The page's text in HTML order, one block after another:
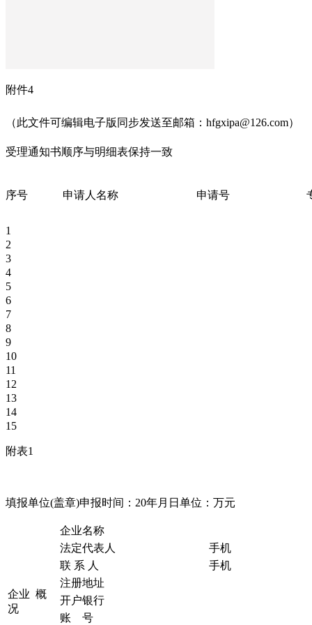
附件4
（此文件可编辑电子版同步发送至邮箱： hfgxipa@126.com）
受理通知书顺序与明细表保持一致
序号 申请人名称 申请号
1
2
3
4
5
6
7
8
9
10
11
12
13
14
15
附表1
填报单位(盖章)申报时间：20年月日单位：万元
企业 概
况
企业名称
法定代表人
手机
联 系 人
手机
注册地址
开户银行
账 号